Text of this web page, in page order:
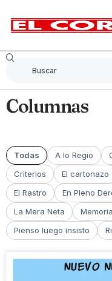
Columnas
Todas A lo Regio
Criterios
El cartonazo
El Rastro
En Pleno
La Mera Neta
Pienso luego insisto